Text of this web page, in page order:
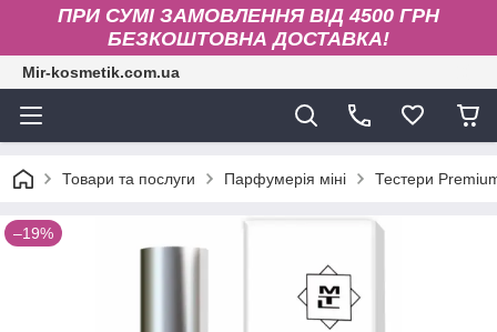
ПРИ СУМІ ЗАМОВЛЕННЯ ВІД 4500 ГРН
БЕЗКОШТОВНА ДОСТАВКА!
Mir-kosmetik.com.ua
Товари та послуги Парфумерія міні Тестери
–19%